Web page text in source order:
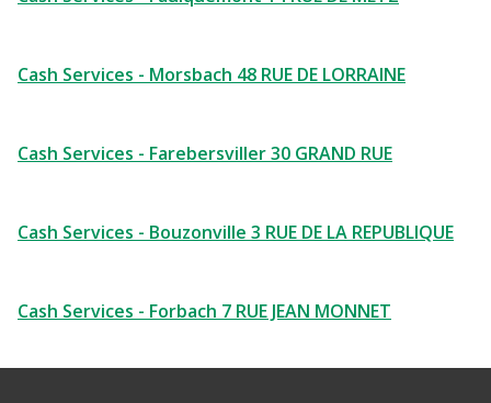
Cash Services - Morsbach 48 RUE DE LORRAINE
Cash Services - Farebersviller 30 GRAND RUE
Cash Services - Bouzonville 3 RUE DE LA REPUBLIQUE
Cash Services - Forbach 7 RUE JEAN MONNET